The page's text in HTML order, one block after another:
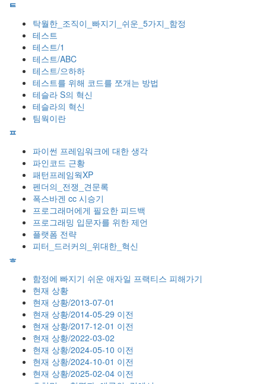
ᄐ
탁월한_조직이_빠지기_쉬운_5가지_함정
테스트
테스트/1
테스트/ABC
테스트/으하하
테스트를 위해 코드를 쪼개는 방법
테슬라 S의 혁신
테슬라의 혁신
팀웍이란
ᄑ
파이썬 프레임워크에 대한 생각
파인코드 근황
패턴프레임웍XP
펜더의_전쟁_견문록
폭스바겐 cc 시승기
프로그래머에게 필요한 피드백
프로그래밍 입문자를 위한 제언
플랫폼 전략
피터_드러커의_위대한_혁신
ᄒ
함정에 빠지기 쉬운 애자일 프랙티스 피해가기
현재 상황
현재 상황/2013-07-01
현재 상황/2014-05-29 이전
현재 상황/2017-12-01 이전
현재 상황/2022-03-02
현재 상황/2024-05-10 이전
현재 상황/2024-10-01 이전
현재 상황/2025-02-04 이전